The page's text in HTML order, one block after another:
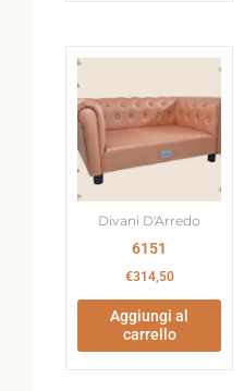
Divani D'Arredo
6151
€314,50
Aggiungi al
carrello